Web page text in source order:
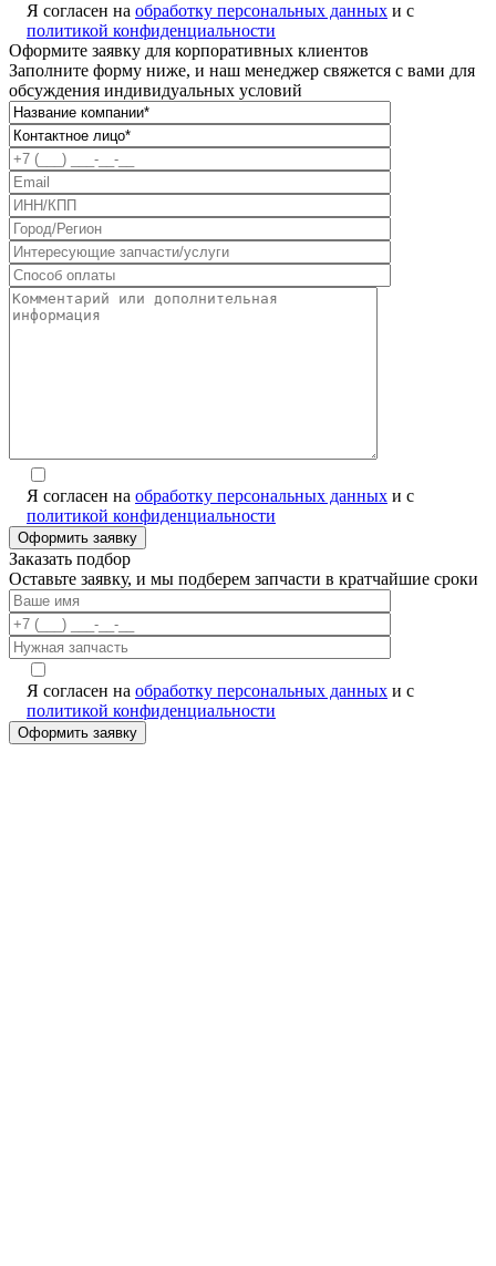
Я согласен на обработку персональных данных и с
политикой конфиденциальности
Оформите заявку для корпоративных клиентов
Заполните форму ниже, и наш менеджер свяжется с вами для
обсуждения индивидуальных условий
Я согласен на обработку персональных данных и с
политикой конфиденциальности
Заказать подбор
Оставьте заявку, и мы подберем запчасти в кратчайшие сроки
Я согласен на обработку персональных данных и с
политикой конфиденциальности